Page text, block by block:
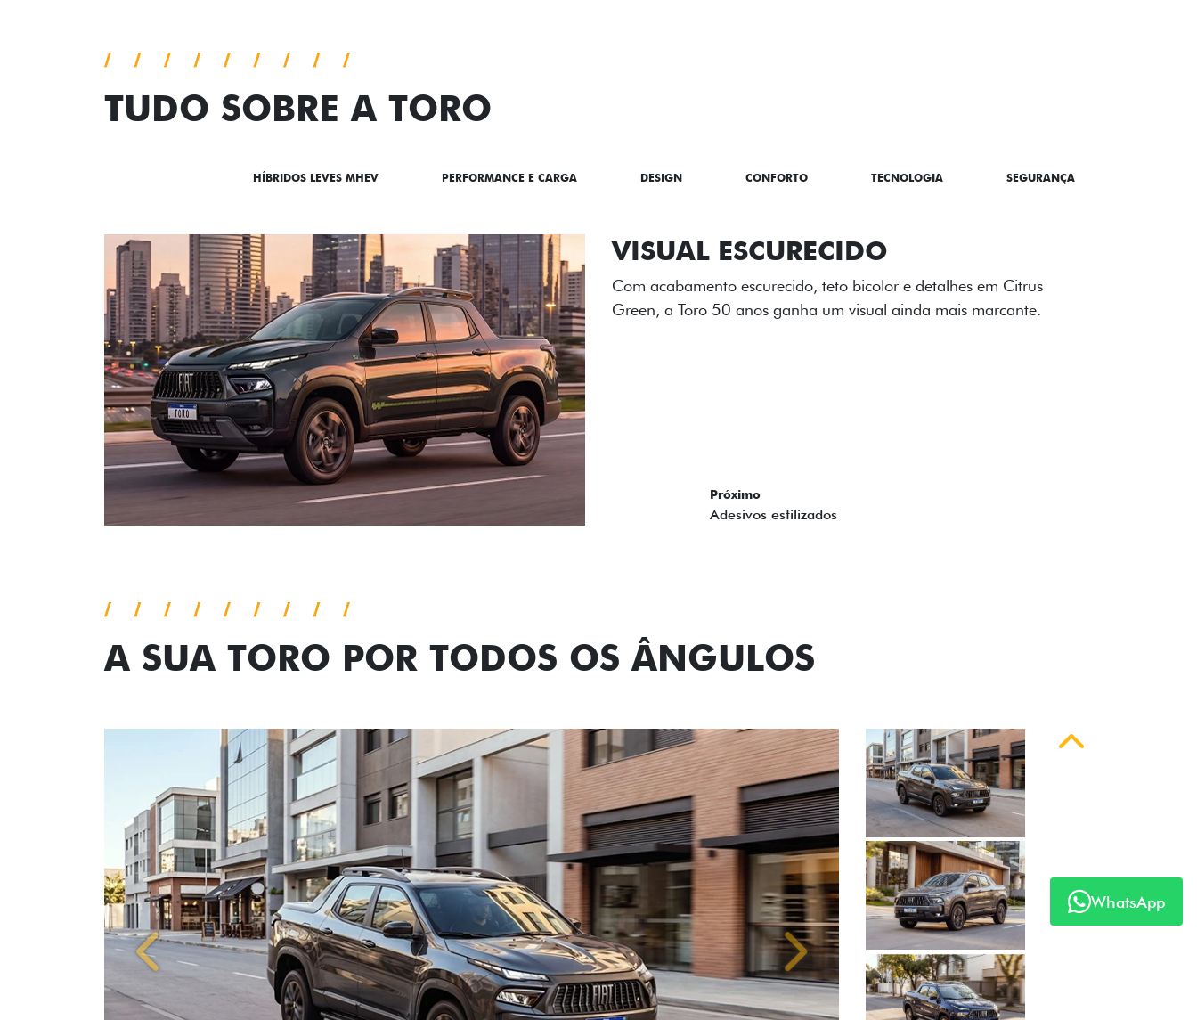
TUDO SOBRE A TORO
HÍBRIDOS LEVES MHEV PERFORMANCE E CARGA DESIGN CONFORTO TECNOLOGIA SEGURANÇA
ADESIVOS ESTILIZADOS
Os adesivos aplicados no capô e nas laterais reforçam a identidade
única dessa edição para lá de comemorativa.
A SUA TORO POR TODOS OS ÂNGULOS
WhatsApp